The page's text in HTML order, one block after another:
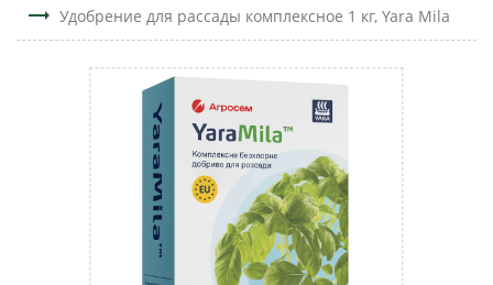
trending_flat Удобрение для рассады комплексное 1 кг, Yara Mila